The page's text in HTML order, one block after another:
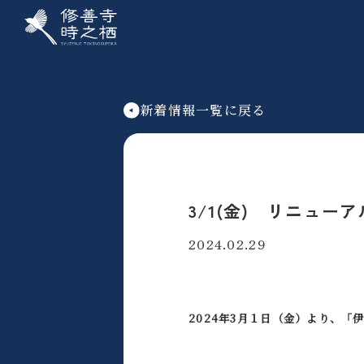
新着情報一覧に戻る
3/1(金) リニューア
2024.02.29
2024年3月１日（金）より、「